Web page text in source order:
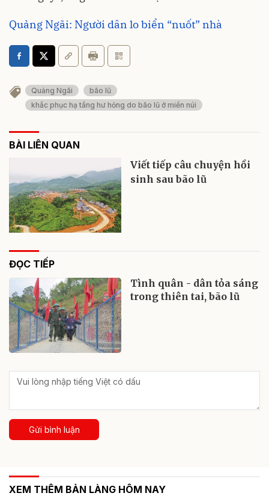
Quảng Ngãi: Người dân lo biển “nuốt” nhà
Quảng Ngãi
bão lũ
khắc phục hạ tầng hư hỏng do bão lũ ở miền núi
BÀI LIÊN QUAN
Viết tiếp câu chuyện hồi
sinh sau bão lũ
ĐỌC TIẾP
Tình quân - dân tỏa sáng
trong thiên tai, bão lũ
Gửi bình luận
XEM THÊM BẢN LÀNG HÔM NAY